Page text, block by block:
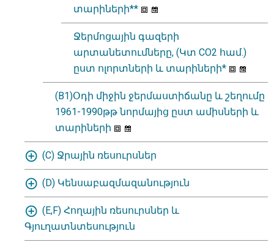
տարիների**
Ջերմոցային գազերի
արտանետումները, (Կտ CO2 համ.)
ըստ ոլորտների և տարիների*
(B1)Օդի միջին ջերմաստիճանը և շեղումը
1961-1990թթ նորմայից ըստ ամիսների և
տարիների
(C) Ջրային ռեսուրսներ
(D) Կենսաբազմազանություն
(E,F) Հողային ռեսուրսներ և
Գյուղատնտեսություն